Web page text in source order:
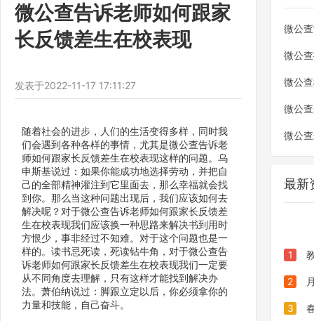
微公查告诉老师如何跟家
长反馈差生在校表现
发表于2022-11-17 17:11:27
随着社会的进步，人们的生活变得多样，同时我
们会遇到各种各样的事情，尤其是微公查告诉老
师如何跟家长反馈差生在校表现这样的问题。乌
申斯基说过：如果你能成功地选择劳动，并把自
己的全部精神灌注到它里面去，那么幸福就会找
到你。那么当这种问题出现后，我们应该如何去
解决呢？对于微公查告诉老师如何跟家长反馈差
生在校表现我们应该换一种思路来解决书到用时
方恨少，事非经过不知难。对于这个问题也是一
样的。读书忌死读，死读钻牛角，对于微公查告
诉老师如何跟家长反馈差生在校表现我们一定要
从不同角度去理解，只有这样才能找到解决办
法。萧伯纳说过：脚跟立定以后，你必须拿你的
力量和技能，自己奋斗。
微公
微公
微公
微公
微公
最新
1
发布
的实
2
效率
3